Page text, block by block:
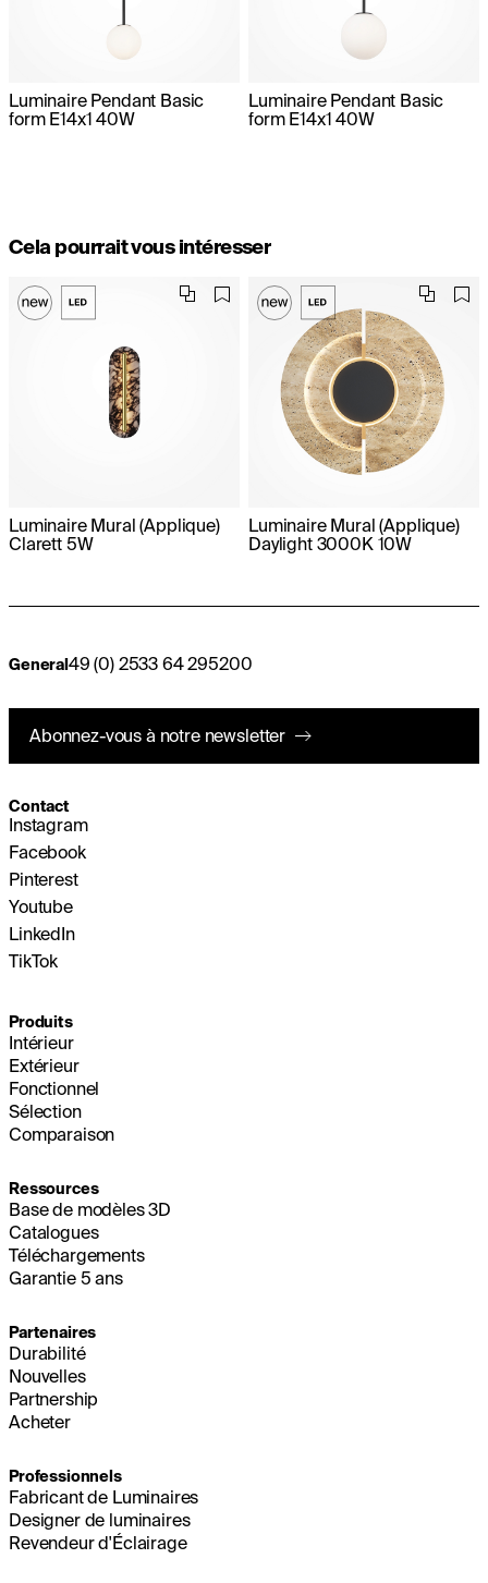
Luminaire Pendant Basic
form E14x1 40W
Luminaire Pendant Basic
form E14x1 40W
Cela pourrait vous intéresser
Luminaire Mural (Applique)
Clarett 5W
Luminaire Mural (Applique)
Daylight 3000K 10W
General49 (0) 2533 64 295200
Abonnez-vous à notre newsletter
Contact
Instagram
Facebook
Pinterest
Youtube
LinkedIn
TikTok
Produits
Intérieur
Extérieur
Fonctionnel
Sélection
Comparaison
Ressources
Base de modèles 3D
Catalogues
Téléchargements
Garantie 5 ans
Partenaires
Durabilité
Nouvelles
Partnership
Acheter
Professionnels
Fabricant de Luminaires
Designer de luminaires
Revendeur d'Éclairage